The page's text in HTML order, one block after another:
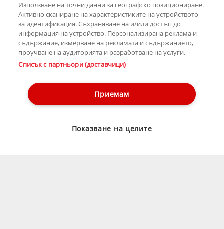
Използване на точни данни за географско позициониране.
Активно сканиране на характеристиките на устройството
за идентификация. Съхраняване на и/или достъп до
информация на устройство. Персонализирана реклама и
съдържание, измерване на рекламата и съдържанието,
проучване на аудиторията и разработване на услуги.
Списък с партньори (доставчици)
Приемам
Показване на целите